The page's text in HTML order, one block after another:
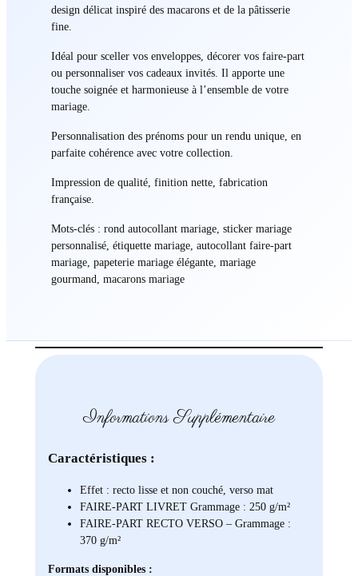
design délicat inspiré des macarons et de la pâtisserie
fine.
Idéal pour sceller vos enveloppes, décorer vos faire-part
ou personnaliser vos cadeaux invités. Il apporte une
touche soignée et harmonieuse à l’ensemble de votre
mariage.
Personnalisation des prénoms pour un rendu unique, en
parfaite cohérence avec votre collection.
Impression de qualité, finition nette, fabrication
française.
Mots-clés : rond autocollant mariage, sticker mariage
personnalisé, étiquette mariage, autocollant faire-part
mariage, papeterie mariage élégante, mariage
gourmand, macarons mariage
Informations Supplémentaire
Caractéristiques :
Effet : recto lisse et non couché, verso mat
FAIRE-PART LIVRET Grammage : 250 g/m²
FAIRE-PART RECTO VERSO – Grammage :
370 g/m²
Formats disponibles :